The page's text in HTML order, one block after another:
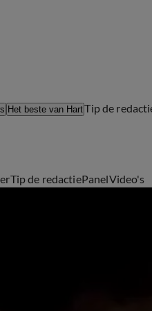
Het beste van HartTip de
Tip de redactiePanelVideo's